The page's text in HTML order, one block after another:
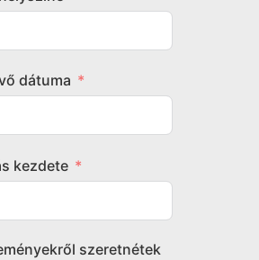
dátuma
kezdete
szeretnétek